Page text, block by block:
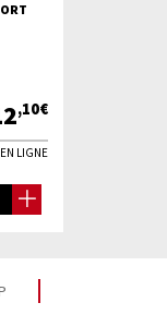
,10€
LIGNE